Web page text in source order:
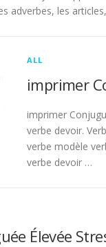
adverbes, les
ALL
imprimer
imprimer
verbe devoir.
verbe modèle
verbe devoir …
Élevée